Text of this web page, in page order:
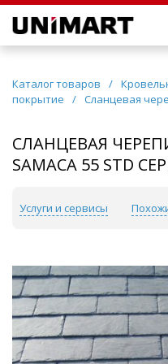
Каталог товаров /
покрытие
/ Сланцевая
СЛАНЦЕВАЯ
SAMACA 55 STD
Услуги и сервисы